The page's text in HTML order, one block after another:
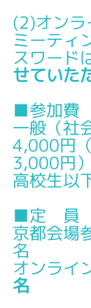
(2)オンラ
ミーティ
スワード
せていた
■参加費
一般（社
4,000円
3,000円）
高校生以
■定　員
京都会場
名
オンライ
名